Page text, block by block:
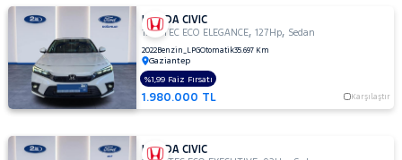
Tüm
Araçlar
AUDI
BMC
BMW
BYD
HONDA CIVIC
1.5 VTEC ECO ELEGANCE,127Hp, Sedan
2022Benzin_LPGOtomatik35.697 Km
Gaziantep
1.980.000 TL Karşılaştır
%1,99 Faiz Fırsatı
HONDA CIVIC